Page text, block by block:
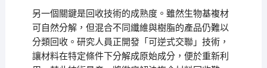
另一個關鍵是回收技術的成熟度。雖然生物基複材
可自然分解，但混合不同纖維與樹脂的產品仍難以
分類回收。研究人員正開發「可逆式交聯」技術，
讓材料在特定條件下分解成原始成分，便於重新利